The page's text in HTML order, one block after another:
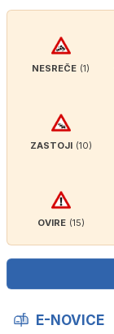
NESREČE (1)
ZASTOJI (10)
OVIRE (15)
E-NOVICE